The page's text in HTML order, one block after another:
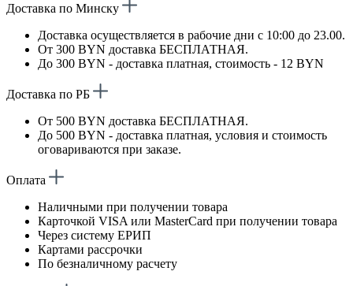
Доставка по Минску
Доставка осуществляется в рабочие дни с 10:00 до 23.00.
От 300 BYN доставка БЕСПЛАТНАЯ.
До 300 BYN - доставка платная, стоимость - 12 BYN
Доставка по РБ
От 500 BYN доставка БЕСПЛАТНАЯ.
До 500 BYN - доставка платная, условия и стоимость
оговариваются при заказе.
Оплата
Наличными при получении товара
Карточкой VISA или MasterCard при получении товара
Через систему ЕРИП
Картами рассрочки
По безналичному расчету